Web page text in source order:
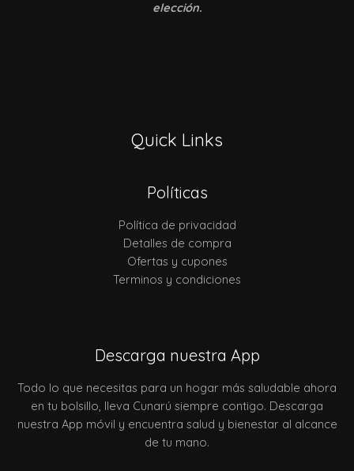
elección.
Quick Links
Políticas
Política de privacidad
Detalles de compra
Ofertas y cupones
Terminos y condiciones
Descarga nuestra App
Todo lo que necesitas para un hogar más saludable ahora
en tu bolsillo, lleva Cunarú siempre contigo. Descarga
nuestra App móvil y encuentra salud y bienestar al alcance
de tu mano.